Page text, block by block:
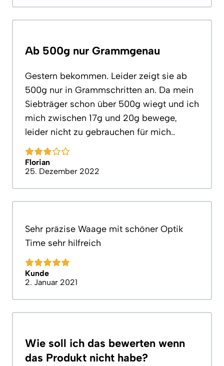
Ab 500g nur Grammgenau
Gestern bekommen. Leider zeigt sie ab
500g nur in Grammschritten an. Da mein
Siebträger schon über 500g wiegt und ich
mich zwischen 17g und 20g bewege,
leider nicht zu gebrauchen für mich..
Florian
25. Dezember 2022
Sehr präzise Waage mit schöner Optik
Time sehr hilfreich
Kunde
2. Januar 2021
Wie soll ich das bewerten wenn
das Produkt nicht habe?